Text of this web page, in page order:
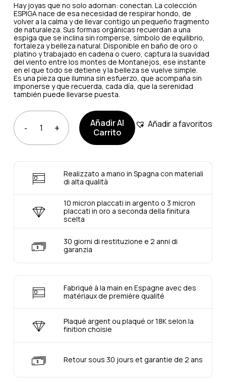
Hay joyas que no solo adornan: conectan. La colección
ESPIGA nace de esa necesidad de respirar hondo, de
volver a la calma y de llevar contigo un pequeño fragmento
de naturaleza. Sus formas orgánicas recuerdan a una
espiga que se inclina sin romperse, símbolo de equilibrio,
fortaleza y belleza natural. Disponible en baño de oro o
platino y trabajado en cadena o cuero, captura la suavidad
del viento entre los montes de Montanejos, ese instante
en el que todo se detiene y la belleza se vuelve simple.
Es una pieza que ilumina sin esfuerzo, que acompaña sin
imponerse y que recuerda, cada día, que la serenidad
también puede llevarse puesta.
Añadir Al
Carrito
Añadir a favoritos
Realizzato a mano in Spagna con materiali
di alta qualità
10 micron placcati in argento o 3 micron
placcati in oro a seconda della finitura
scelta
30 giorni di restituzione e 2 anni di
garanzia
Fabriqué à la main en Espagne avec des
matériaux de première qualité
Plaqué argent ou plaqué or 18K selon la
finition choisie
Retour sous 30 jours et garantie de 2 ans